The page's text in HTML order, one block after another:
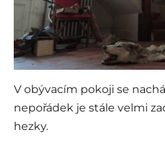
V obývacím pokoji se
nepořádek je stále velmi
hezky.